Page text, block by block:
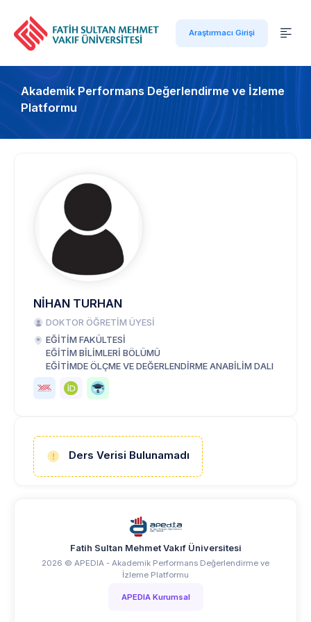
Araştırmacı Girişi
Akademik Performans Değerlendirme ve İzleme
Platformu
NİHAN TURHAN
DOKTOR ÖĞRETİM ÜYESİ
EĞİTİM FAKÜLTESİ
EĞİTİM BİLİMLERİ BÖLÜMÜ
EĞİTİMDE ÖLÇME VE DEĞERLENDİRME ANABİLİM DALI
Ders Verisi Bulunamadı
Fatih Sultan Mehmet Vakıf Üniversitesi
2026 © APEDIA - Akademik Performans Değerlendirme ve
İzleme Platformu
APEDIA Kurumsal